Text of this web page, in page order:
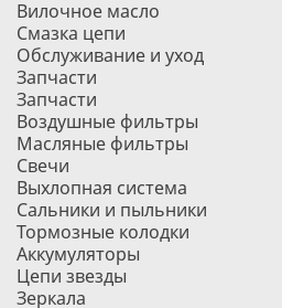
Вилочное масло
Смазка цепи
Обслуживание и уход
Запчасти
Запчасти
Воздушные фильтры
Масляные фильтры
Свечи
Выхлопная система
Сальники и пыльники
Тормозные колодки
Аккумуляторы
Цепи звезды
Зеркала